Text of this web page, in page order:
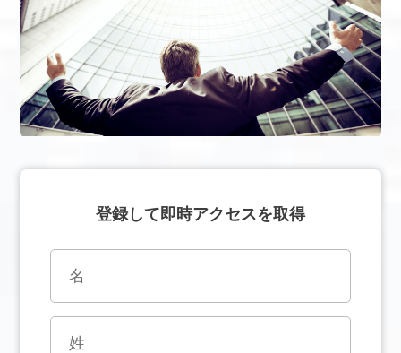
登録して即時アクセスを取得